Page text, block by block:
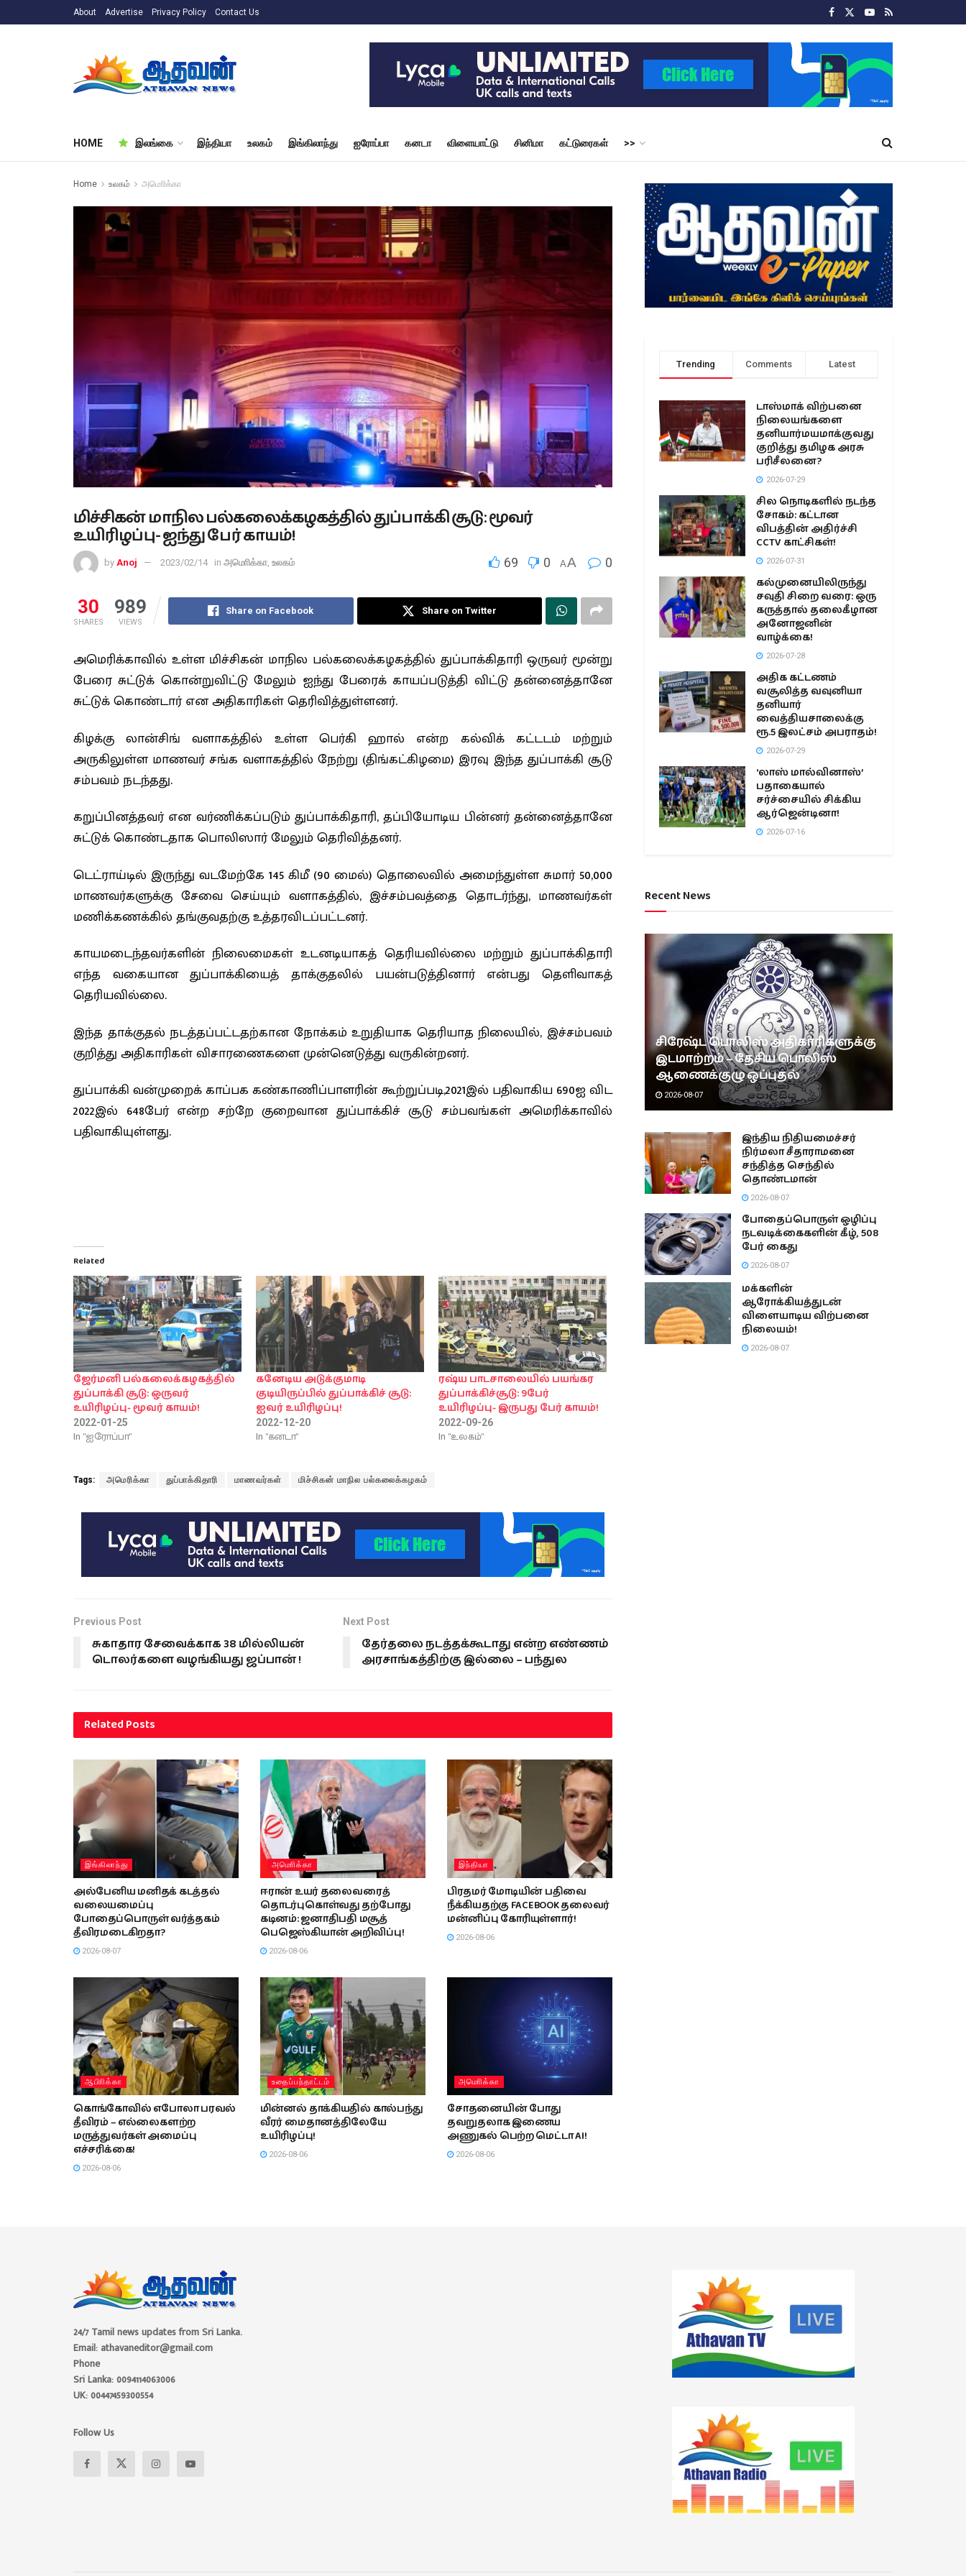
About Advertise Privacy Policy Contact Us
HOME இலங்கை இந்தியா உலகம் இங்கிலாந்து ஐரோப்பா கனடா விளையாட்டு சினிமா கட்டுரைகள் >>
Home உலகம் அமொிக்கா
மிச்சிகன் மாநில பல்கலைக்கழகத்தில் துப்பாக்கி சூடு: மூவர்
உயிரிழப்பு- ஐந்து பேர் காயம்!
by Anoj 2023/02/14 in அமொிக்கா, உலகம் 69 0 AA 0
30
SHARES
989
VIEWS
Share on Facebook Share on Twitter
அமெரிக்காவில் உள்ள மிச்சிகன் மாநில பல்கலைக்கழகத்தில் துப்பாக்கிதாரி ஒருவர் மூன்று
பேரை சுட்டுக் கொன்றுவிட்டு மேலும் ஐந்து பேரைக் காயப்படுத்தி விட்டு தன்னைத்தானே
சுட்டுக் கொண்டார் என அதிகாரிகள் தெரிவித்துள்ளனர்.
கிழக்கு லான்சிங் வளாகத்தில் உள்ள பெர்கி ஹால் என்ற கல்விக் கட்டடம் மற்றும்
அருகிலுள்ள மாணவர் சங்க வளாகத்தில் நேற்று (திங்கட்கிழமை) இரவு இந்த துப்பாக்கி சூடு
சம்பவம் நடந்தது.
கறுப்பினத்தவர் என வர்ணிக்கப்படும் துப்பாக்கிதாரி, தப்பியோடிய பின்னர் தன்னைத்தானே
சுட்டுக் கொண்டதாக பொலிஸார் மேலும் தெரிவித்தனர்.
டெட்ராய்டில் இருந்து வடமேற்கே 145 கிமீ (90 மைல்) தொலைவில் அமைந்துள்ள சுமார் 50,000
மாணவர்களுக்கு சேவை செய்யும் வளாகத்தில், இச்சம்பவத்தை தொடர்ந்து, மாணவர்கள்
மணிக்கணக்கில் தங்குவதற்கு உத்தரவிடப்பட்டனர்.
காயமடைந்தவர்களின் நிலைமைகள் உடனடியாகத் தெரியவில்லை மற்றும் துப்பாக்கிதாரி
எந்த வகையான துப்பாக்கியைத் தாக்குதலில் பயன்படுத்தினார் என்பது தெளிவாகத்
தெரியவில்லை.
இந்த தாக்குதல் நடத்தப்பட்டதற்கான நோக்கம் உறுதியாக தெரியாத நிலையில், இச்சம்பவம்
குறித்து அதிகாரிகள் விசாரணைகளை முன்னெடுத்து வருகின்றனர்.
துப்பாக்கி வன்முறைக் காப்பக கண்காணிப்பாளரின் கூற்றுப்படி,2021இல் பதிவாகிய 690ஐ விட
2022இல் 648பேர் என்ற சற்றே குறைவான துப்பாக்கிச் சூடு சம்பவங்கள் அமெரிக்காவில்
பதிவாகியுள்ளது.
Related
ஜேர்மனி பல்கலைக்கழகத்தில்
துப்பாக்கி சூடு: ஒருவர்
உயிரிழப்பு- மூவர் காயம்!
2022-01-25
In "ஐரோப்பா"
கனேடிய அடுக்குமாடி
குடியிருப்பில் துப்பாக்கிச் சூடு:
ஐவர் உயிரிழப்பு!
2022-12-20
In "கனடா"
ரஷ்ய பாடசாலையில் பயங்கர
துப்பாக்கிச்சூடு: 9பேர்
உயிரிழப்பு- இருபது பேர் காயம்!
2022-09-26
In "உலகம்"
Tags: அமெரிக்கா துப்பாக்கிதாரி மாணவர்கள் மிச்சிகன் மாநில பல்கலைக்கழகம்
Previous Post
சுகாதார சேவைக்காக 38 மில்லியன்
டொலர்களை வழங்கியது ஜப்பான் !
Next Post
தேர்தலை நடத்தக்கூடாது என்ற எண்ணம்
அரசாங்கத்திற்கு இல்லை – பந்துல
RelatedPosts
இங்கிலாந்து
அல்பேனிய மனிதக் கடத்தல்
வலையமைப்பு
போதைப்பொருள் வர்த்தகம்
தீவிரமடைகிறதா?
2026-08-07
அமொிக்கா
ஈரான் உயர் தலைவரைத்
தொடர்புகொள்வது தற்போது
கடினம்: ஜனாதிபதி மசூத்
பெஜெஸ்கியான் அறிவிப்பு!
2026-08-06
இந்தியா
பிரதமர் மோடியின் பதிவை
நீக்கியதற்கு FACEBOOK தலைவர்
மன்னிப்பு கோரியுள்ளார்!
2026-08-06
ஆபிாிக்கா
கொங்கோவில் எபோலா பரவல்
தீவிரம் – எல்லைகளற்ற
மருத்துவர்கள் அமைப்பு
எச்சரிக்கை!
2026-08-06
உதைப்பந்தாட்டம்
மின்னல் தாக்கியதில் கால்பந்து
வீரர் மைதானத்திலேயே
உயிரிழப்பு!
2026-08-06
அமொிக்கா
சோதனையின் போது
தவறுதலாக இணைய
அணுகல் பெற்ற மெட்டா AI!
2026-08-06
Trending Comments Latest
டாஸ்மாக் விற்பனை
நிலையங்களை
தனியார்மயமாக்குவது
குறித்து தமிழக அரசு
பரிசீலனை?
2026-07-29
சில நொடிகளில் நடந்த
சோகம்: கட்டான
விபத்தின் அதிர்ச்சி
CCTV காட்சிகள்!
2026-07-31
கல்முனையிலிருந்து
சவுதி சிறை வரை: ஒரு
கருத்தால் தலைகீழான
அனோஜனின்
வாழ்க்கை!
2026-07-28
அதிக கட்டணம்
வசூலித்த வவுனியா
தனியார்
வைத்தியசாலைக்கு
ரூ.5 இலட்சம் அபராதம்!
2026-07-29
‘லாஸ் மால்வினாஸ்’
பதாகையால்
சர்ச்சையில் சிக்கிய
ஆர்ஜென்டினா!
2026-07-16
Recent News
சிரேஷ்ட பொலிஸ் அதிகாரிகளுக்கு
இடமாற்றம் – தேசிய பொலிஸ்
ஆணைக்குழு ஒப்புதல்
2026-08-07
இந்திய நிதியமைச்சர்
நிர்மலா சீதாராமனை
சந்தித்த செந்தில்
தொண்டமான்
2026-08-07
போதைப்பொருள் ஒழிப்பு
நடவடிக்கைகளின் கீழ், 508
பேர் கைது
2026-08-07
மக்களின்
ஆரோக்கியத்துடன்
விளையாடிய விற்பனை
நிலையம்!
2026-08-07
24/7 Tamil news updates from Sri Lanka.
Email: athavaneditor@gmail.com
Phone
Sri Lanka: 0094114063006
UK: 00447459300554
Follow Us